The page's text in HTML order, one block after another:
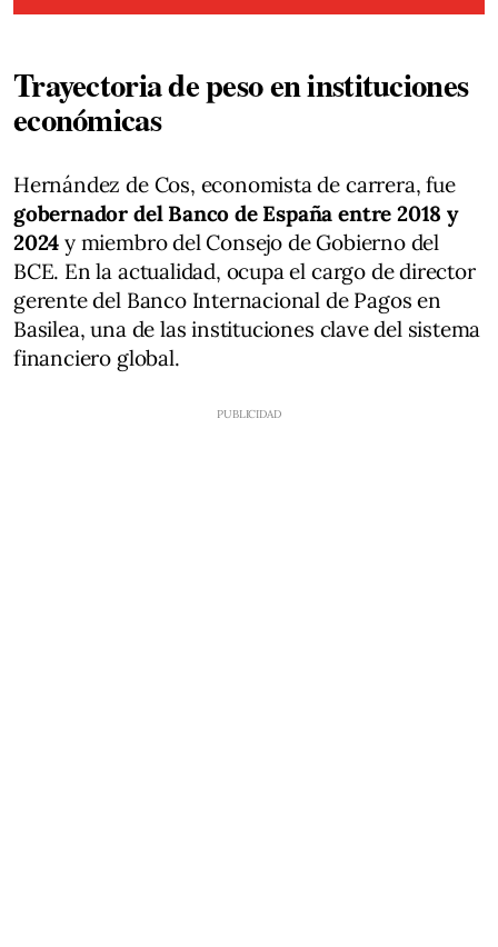
Trayectoria de peso en instituciones
económicas
Hernández de Cos, economista de carrera, fue
gobernador del Banco de España entre 2018 y
2024 y miembro del Consejo de Gobierno del
BCE. En la actualidad, ocupa el cargo de director
gerente del Banco Internacional de Pagos en
Basilea, una de las instituciones clave del sistema
financiero global.